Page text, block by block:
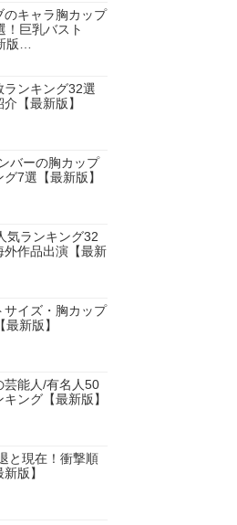
のキャラ胸カップ
！巨乳バスト
版…
ランキング32選
【最新版】
バーの胸カップ
7選【最新版】
気ランキング32
外作品出演【最新
サイズ・胸カップ
新版】
芸能人/有名人50
ング【最新版】
と現在！衝撃順
版】